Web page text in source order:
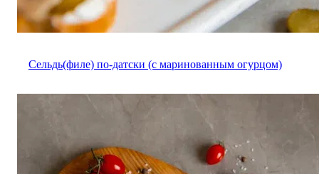
Сельдь(филе) по-датски (с маринованным огурцом)